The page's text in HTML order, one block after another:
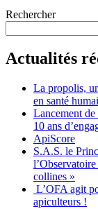
Rechercher
Actualités
La propolis,
en santé
Lancement
10 ans
ApiScore
S.A.S. le
collines »
L’OFA agit
apiculteurs !